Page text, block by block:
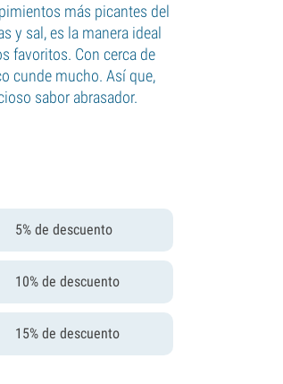
más picantes del
y sal, es la manera ideal
favoritos. Con cerca de
cunde mucho. Así que,
sabor abrasador.
5% de descuento
10% de descuento
15% de descuento